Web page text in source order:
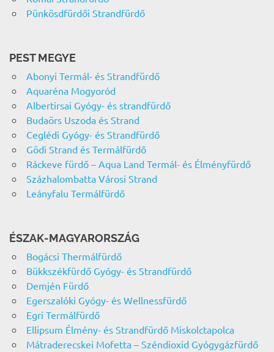
Pünkösdfürdői Strandfürdő
PEST MEGYE
Abonyi Termál- és Strandfürdő
Aquaréna Mogyoród
Albertirsai Gyógy- és strandfürdő
Budaörs Uszoda és Strand
Ceglédi Gyógy- és Strandfürdő
Gödi Strand és Termálfürdő
Ráckeve fürdő – Aqua Land Termál- és Élményfürdő
Százhalombatta Városi Strand
Leányfalu Termálfürdő
ÉSZAK-MAGYARORSZÁG
Bogácsi Thermálfürdő
Bükkszékfürdő Gyógy- és Strandfürdő
Demjén Fürdő
Egerszalóki Gyógy- és Wellnessfürdő
Egri Termálfürdő
Ellipsum Élmény- és Strandfürdő Miskolctapolca
Mátraderecskei Mofetta – Széndioxid Gyógygázfürdő